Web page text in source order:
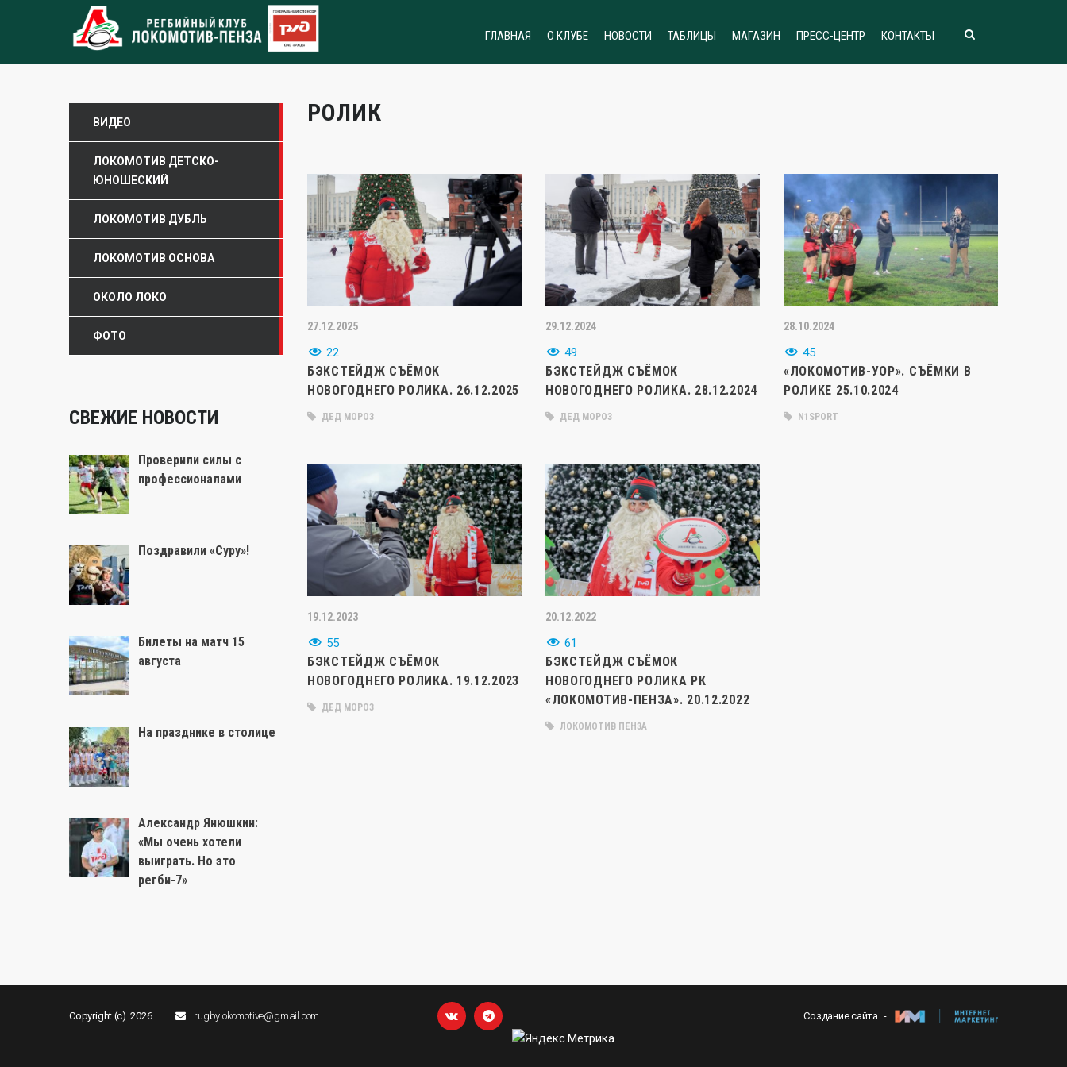
ГЛАВНАЯ О КЛУБЕ НОВОСТИ ТАБЛИЦЫ МАГАЗИН ПРЕСС-ЦЕНТР КОНТАКТЫ
РОЛИК
27.12.2025
22
БЭКСТЕЙДЖ СЪЁМОК
НОВОГОДНЕГО РОЛИКА. 26.12.2025
ДЕД МОРОЗ
29.12.2024
49
БЭКСТЕЙДЖ СЪЁМОК
НОВОГОДНЕГО РОЛИКА. 28.12.2024
ДЕД МОРОЗ
28.10.2024
45
«ЛОКОМОТИВ-УОР». СЪЁМКИ В
РОЛИКЕ 25.10.2024
N1SPORT
19.12.2023
55
БЭКСТЕЙДЖ СЪЁМОК
НОВОГОДНЕГО РОЛИКА. 19.12.2023
ДЕД МОРОЗ
20.12.2022
61
БЭКСТЕЙДЖ СЪЁМОК
НОВОГОДНЕГО РОЛИКА РК
«ЛОКОМОТИВ-ПЕНЗА». 20.12.2022
ЛОКОМОТИВ ПЕНЗА
ВИДЕО
ЛОКОМОТИВ ДЕТСКО-
ЮНОШЕСКИЙ
ЛОКОМОТИВ ДУБЛЬ
ЛОКОМОТИВ ОСНОВА
ОКОЛО ЛОКО
ФОТО
СВЕЖИЕ НОВОСТИ
Проверили силы с
профессионалами
Поздравили «Суру»!
Билеты на матч 15
августа
На празднике в столице
Александр Янюшкин:
«Мы очень хотели
выиграть. Но это
регби-7»
Copyright (c). 2026 rugbylokomotive@gmail.com Создание сайта -